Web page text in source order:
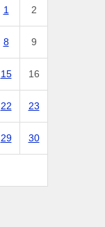
1 2
8 9
15 16
22 23
29 30